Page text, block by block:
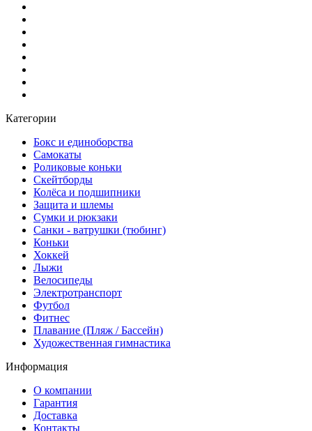
Категории
Бокс и единоборства
Самокаты
Роликовые коньки
Скейтборды
Колёса и подшипники
Защита и шлемы
Сумки и рюкзаки
Санки - ватрушки (тюбинг)
Коньки
Хоккей
Лыжи
Велосипеды
Электротранспорт
Футбол
Фитнес
Плавание (Пляж / Бассейн)
Художественная гимнастика
Информация
О компании
Гарантия
Доставка
Контакты